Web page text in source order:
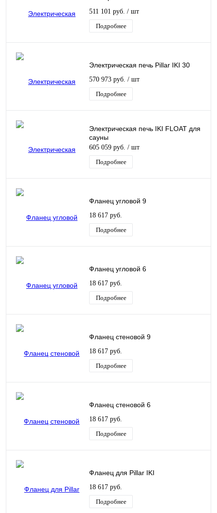
511 101 руб. / шт
Подробнее
Электрическая печь Pillar IKI 30
570 973 руб. / шт
Подробнее
Электрическая печь IKI FLOAT для
сауны
605 059 руб. / шт
Подробнее
Фланец угловой 9
18 617 руб.
Подробнее
Фланец угловой 6
18 617 руб.
Подробнее
Фланец стеновой 9
18 617 руб.
Подробнее
Фланец стеновой 6
18 617 руб.
Подробнее
Фланец для Pillar IKI
18 617 руб.
Подробнее